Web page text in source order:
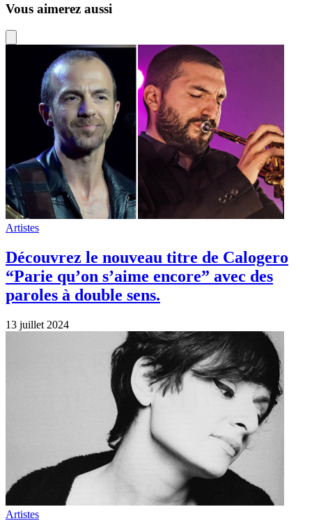
Vous aimerez aussi
Artistes
Découvrez le nouveau titre de Calogero
“Parie qu’on s’aime encore” avec des
paroles à double sens.
13 juillet 2024
Artistes